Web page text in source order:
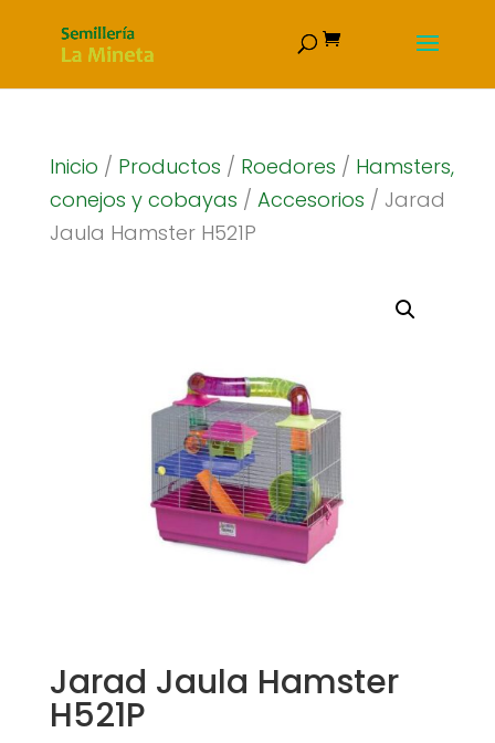
Inicio / Productos / Roedores / Hamsters,
conejos y cobayas / Accesorios / Jarad
Jaula Hamster H521P
Jarad Jaula Hamster
H521P